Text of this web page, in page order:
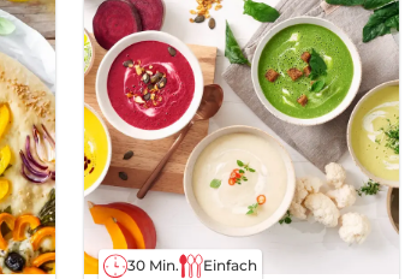
30 Min. Einfach